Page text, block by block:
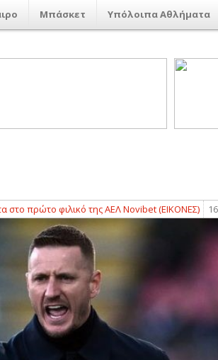
Μπάσκετ Υπόλοιπα Αθλήματα
φιλικό της ΑΕΛ Novibet (ΕΙΚΟΝΕΣ) 16:50